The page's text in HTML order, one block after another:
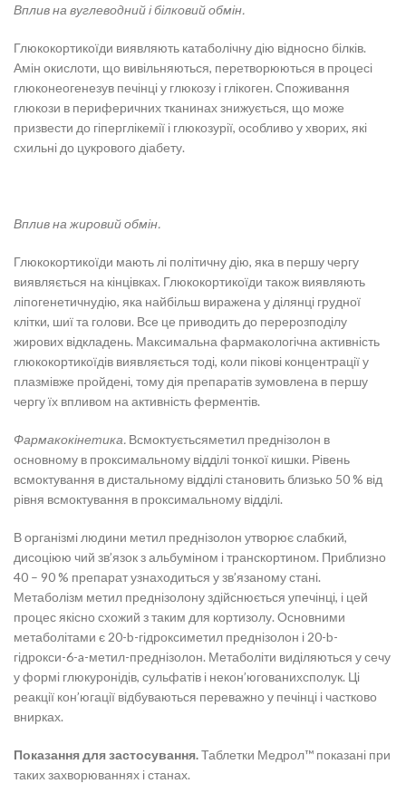
Вплив на вуглеводний і білковий обмін.
Глюкокортикоїди виявляють катаболічну дію відносно білків.
Амін окислоти, що вивільняються, перетворюються в процесі
глюконеогенезув печінці у глюкозу і глікоген. Споживання
глюкози в периферичних тканинах знижується, що може
призвести до гіперглікемії і глюкозурії, особливо у хворих, які
схильні до цукрового діабету.
Вплив на жировий обмін.
Глюкокортикоїди мають лі політичну дію, яка в першу чергу
виявляється на кінцівках. Глюкокортикоїди також виявляють
ліпогенетичнудію, яка найбільш виражена у ділянці грудної
клітки, шиї та голови. Все це приводить до перерозподілу
жирових відкладень. Максимальна фармакологічна активність
глюкокортикоїдів виявляється тоді, коли пікові концентрації у
плазмівже пройдені, тому дія препаратів зумовлена в першу
чергу їх впливом на активність ферментів.
Фармакокінетика. Всмоктуєтьсяметил преднізолон в
основному в проксимальному відділі тонкої кишки. Рівень
всмоктування в дистальному відділі становить близько 50 % від
рівня всмоктування в проксимальному відділі.
В організмі людини метил преднізолон утворює слабкий,
дисоціюю чий зв’язок з альбуміном і транскортином. Приблизно
40 – 90 % препарат узнаходиться у зв’язаному стані.
Метаболізм метил преднізолону здійснюється упечінці, і цей
процес якісно схожий з таким для кортизолу. Основними
метаболітами є 20-b-гідроксиметил преднізолон і 20-b-
гідрокси-6-a-метил-преднізолон. Метаболіти виділяються у сечу
у формі глюкуронідів, сульфатів і некон’югованихсполук. Ці
реакції кон’югації відбуваються переважно у печінці і частково
внирках.
Показання для застосування.Таблетки Медрол™ показані при
таких захворюваннях і станах.